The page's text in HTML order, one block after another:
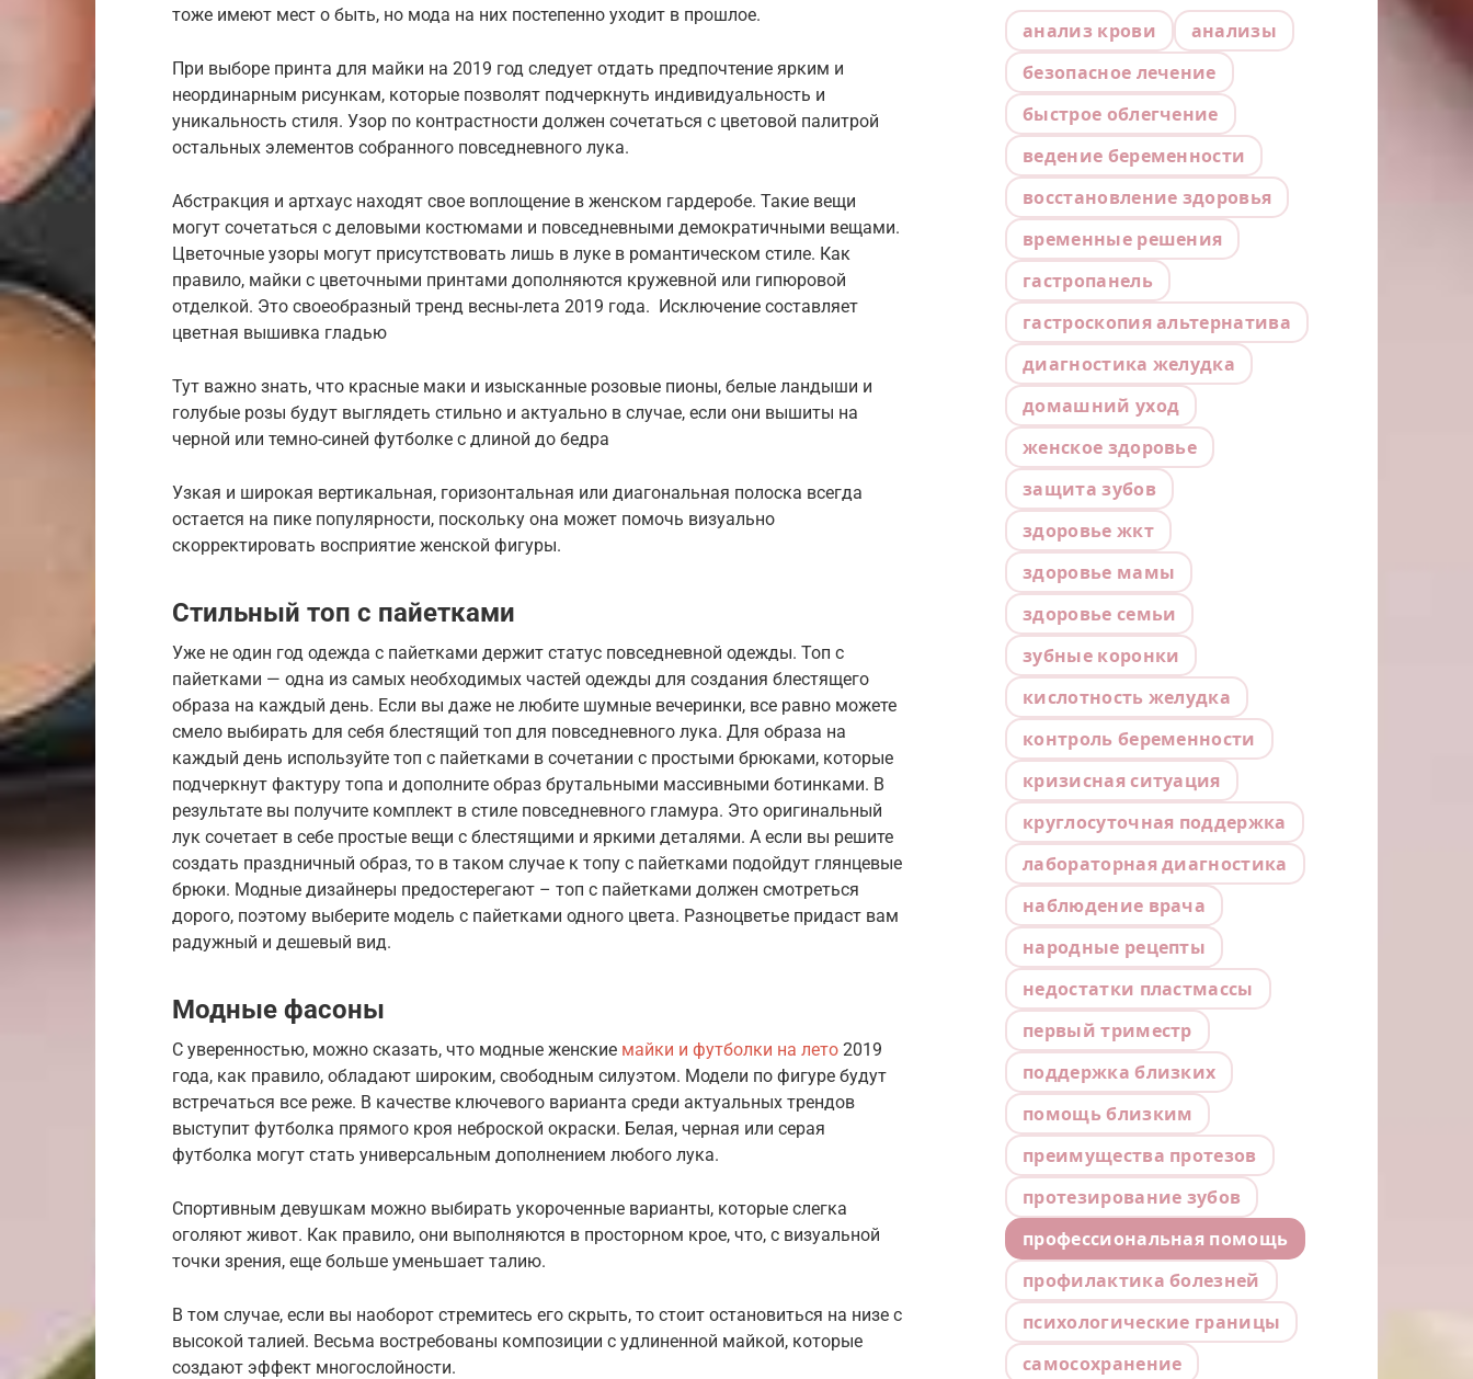
тоже имеют мест о быть, но мода на них постепенно уходит в прошлое.
При выборе принта для майки на 2019 год следует отдать предпочтение ярким и
неординарным рисункам, которые позволят подчеркнуть индивидуальность и
уникальность стиля. Узор по контрастности должен сочетаться с цветовой палитрой
остальных элементов собранного повседневного лука.
Абстракция и артхаус находят свое воплощение в женском гардеробе. Такие вещи
могут сочетаться с деловыми костюмами и повседневными демократичными вещами.
Цветочные узоры могут присутствовать лишь в луке в романтическом стиле. Как
правило, майки с цветочными принтами дополняются кружевной или гипюровой
отделкой. Это своеобразный тренд весны-лета 2019 года. Исключение составляет
цветная вышивка гладью
Тут важно знать, что красные маки и изысканные розовые пионы, белые ландыши и
голубые розы будут выглядеть стильно и актуально в случае, если они вышиты на
черной или темно-синей футболке с длиной до бедра
Узкая и широкая вертикальная, горизонтальная или диагональная полоска всегда
остается на пике популярности, поскольку она может помочь визуально
скорректировать восприятие женской фигуры.
Стильный топ с пайетками
Уже не один год одежда с пайетками держит статус повседневной одежды. Топ с
пайетками — одна из самых необходимых частей одежды для создания блестящего
образа на каждый день. Если вы даже не любите шумные вечеринки, все равно можете
смело выбирать для себя блестящий топ для повседневного лука. Для образа на
каждый день используйте топ с пайетками в сочетании с простыми брюками, которые
подчеркнут фактуру топа и дополните образ брутальными массивными ботинками. В
результате вы получите комплект в стиле повседневного гламура. Это оригинальный
лук сочетает в себе простые вещи с блестящими и яркими деталями. А если вы решите
создать праздничный образ, то в таком случае к топу с пайетками подойдут глянцевые
брюки. Модные дизайнеры предостерегают – топ с пайетками должен смотреться
дорого, поэтому выберите модель с пайетками одного цвета. Разноцветье придаст вам
радужный и дешевый вид.
Модные фасоны
С уверенностью, можно сказать, что модные женские майки и футболки на лето 2019
года, как правило, обладают широким, свободным силуэтом. Модели по фигуре будут
встречаться все реже. В качестве ключевого варианта среди актуальных трендов
выступит футболка прямого кроя неброской окраски. Белая, черная или серая
футболка могут стать универсальным дополнением любого лука.
Спортивным девушкам можно выбирать укороченные варианты, которые слегка
оголяют живот. Как правило, они выполняются в просторном крое, что, с визуальной
точки зрения, еще больше уменьшает талию.
В том случае, если вы наоборот стремитесь его скрыть, то стоит остановиться на низе с
высокой талией. Весьма востребованы композиции с удлиненной майкой, которые
создают эффект многослойности.
анализ крови
анализы
безопасное лечение
быстрое облегчение
ведение беременности
восстановление здоровья
временные решения
гастропанель
гастроскопия альтернатива
диагностика желудка
домашний уход
женское здоровье
защита зубов
здоровье жкт
здоровье мамы
здоровье семьи
зубные коронки
кислотность желудка
контроль беременности
кризисная ситуация
круглосуточная поддержка
лабораторная диагностика
наблюдение врача
народные рецепты
недостатки пластмассы
первый триместр
поддержка близких
помощь близким
преимущества протезов
протезирование зубов
профессиональная помощь
профилактика болезней
психологические границы
самосохранение